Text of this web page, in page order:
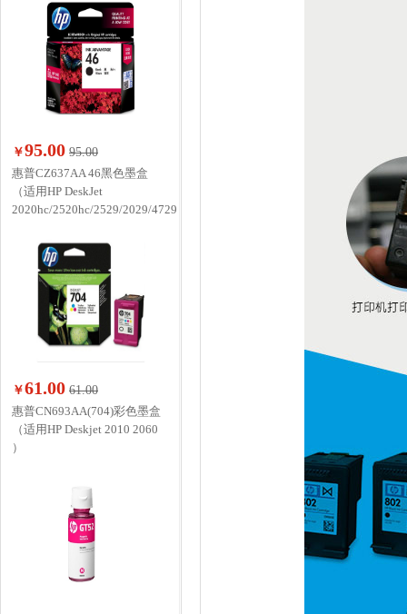
￥95.00 95.00
惠普CZ637AA 46黑色墨盒
（适用HP DeskJet
2020hc/2520hc/2529/2029/4729）
￥61.00 61.00
惠普CN693AA(704)彩色墨盒
（适用HP Deskjet 2010 2060
）